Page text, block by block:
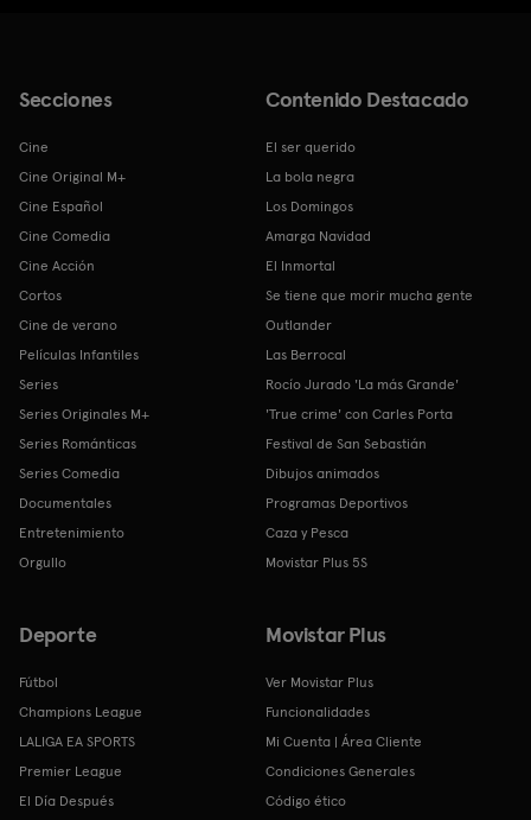
Secciones
Cine
Cine Original M+
Cine Español
Cine Comedia
Cine Acción
Cortos
Cine de verano
Películas Infantiles
Series
Series Originales M+
Series Románticas
Series Comedia
Documentales
Entretenimiento
Orgullo
Contenido Destacado
El ser querido
La bola negra
Los Domingos
Amarga Navidad
El Inmortal
Se tiene que morir mucha gente
Outlander
Las Berrocal
Rocío Jurado 'La más Grande'
'True crime' con Carles Porta
Festival de San Sebastián
Dibujos animados
Programas Deportivos
Caza y Pesca
Movistar Plus 5S
Deporte
Fútbol
Champions League
LALIGA EA SPORTS
Premier League
El Día Después
Movistar Plus
Ver Movistar Plus
Funcionalidades
Mi Cuenta | Área Cliente
Condiciones Generales
Código ético